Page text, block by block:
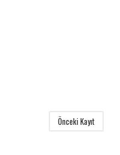
Önceki Kayıt